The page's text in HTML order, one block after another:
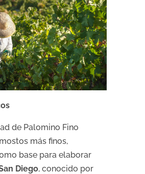
de Palomino Fino
más finos,
base para elaborar
Diego, conocido por